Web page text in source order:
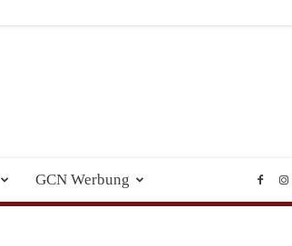
GCN Werbung